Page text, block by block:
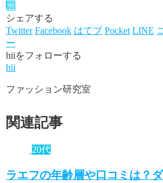
層
シェアする
Twitter Facebook はてブ Pocket LINE
ー
hiiをフォローする
hii
ファッション研究室
関連記事
20代
ラエフの年齢層や口コミは？